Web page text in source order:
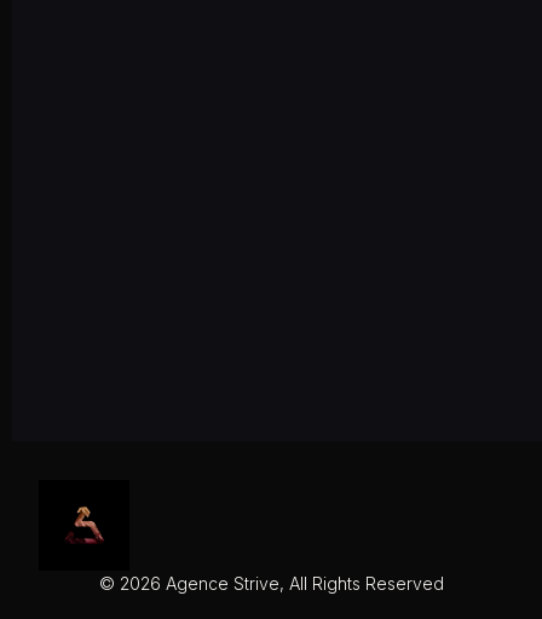
© 2026 Agence Strive, All Rights Reserved